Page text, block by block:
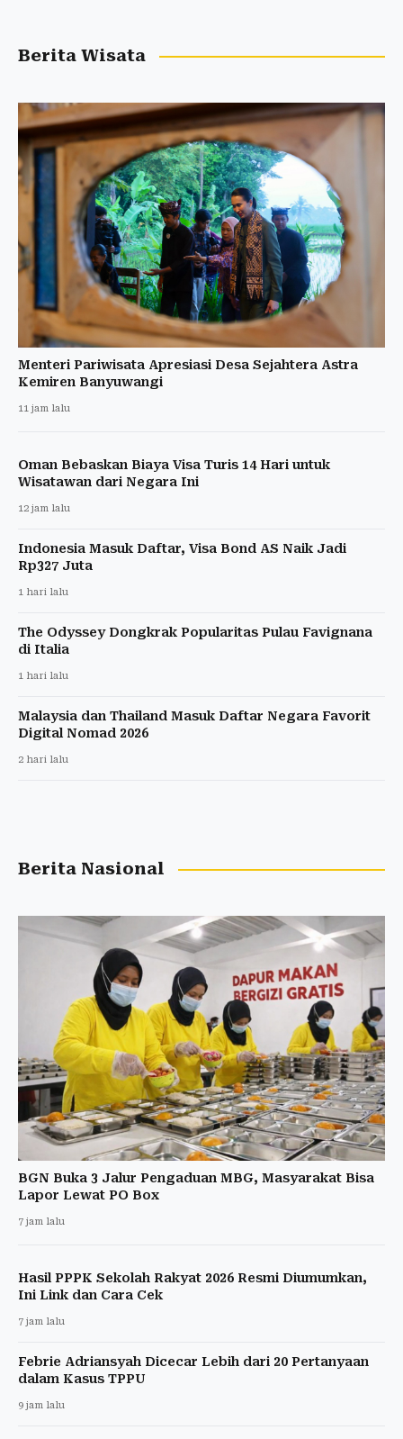
Berita Wisata
Menteri Pariwisata Apresiasi Desa Sejahtera Astra
Kemiren Banyuwangi
11 jam lalu
Oman Bebaskan Biaya Visa Turis 14 Hari untuk
Wisatawan dari Negara Ini
12 jam lalu
Indonesia Masuk Daftar, Visa Bond AS Naik Jadi
Rp327 Juta
1 hari lalu
The Odyssey Dongkrak Popularitas Pulau Favignana
di Italia
1 hari lalu
Malaysia dan Thailand Masuk Daftar Negara Favorit
Digital Nomad 2026
2 hari lalu
Berita Nasional
BGN Buka 3 Jalur Pengaduan MBG, Masyarakat Bisa
Lapor Lewat PO Box
7 jam lalu
Hasil PPPK Sekolah Rakyat 2026 Resmi Diumumkan,
Ini Link dan Cara Cek
7 jam lalu
Febrie Adriansyah Dicecar Lebih dari 20 Pertanyaan
dalam Kasus TPPU
9 jam lalu